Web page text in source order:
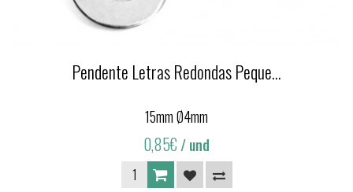
Pendente Letras Redondas Peque...
15mm Ø4mm
0,85€/ und